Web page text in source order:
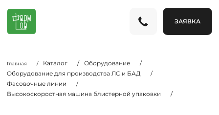
ЗАЯВКА
Главная / Каталог / Оборудование
/
Оборудование для производства ЛС и БАД
/
Фасовочные линии
/
Высокоскоростная машина блистерной упаковки
/